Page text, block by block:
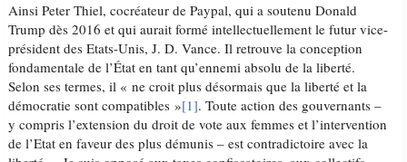
Ainsi Peter Thiel, cocréateur de Paypal, qui a soutenu Donald
Trump dès 2016 et qui aurait formé intellectuellement le futur vice-
président des Etats-Unis, J. D. Vance. Il retrouve la conception
fondamentale de l’État en tant qu’ennemi absolu de la liberté.
Selon ses termes, il « ne croit plus désormais que la liberté et la
démocratie sont compatibles »[1]. Toute action des gouvernants –
y compris l’extension du droit de vote aux femmes et l’intervention
de l’Etat en faveur des plus démunis – est contradictoire avec la